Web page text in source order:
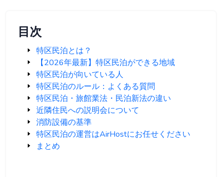
目次
特区民泊とは？
【2026年最新】特区民泊ができる地域
特区民泊が向いている人
特区民泊のルール：よくある質問
特区民泊・旅館業法・民泊新法の違い
近隣住民への説明会について
消防設備の基準
特区民泊の運営はAirHostにお任せください
まとめ